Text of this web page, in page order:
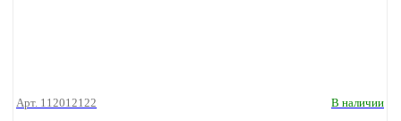
Арт. 112012122 В наличии